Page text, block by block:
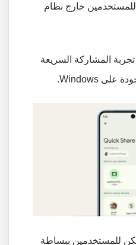
للمستخدمين خارج نظام
تجربة المشاركة السريعة
على
للمستخدمين ببساطة